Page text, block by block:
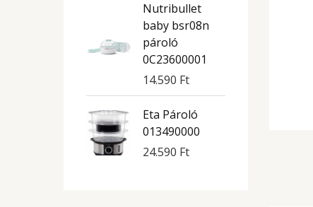
Nutribullet
baby bsr08n
pároló
0C23600001
14.590 Ft
Eta Pároló
013490000
24.590 Ft